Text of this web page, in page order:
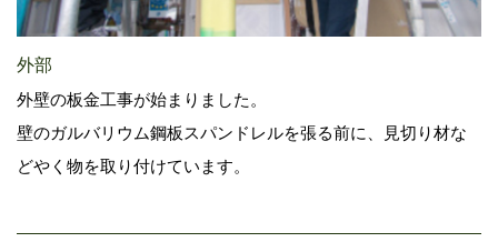
外部
外壁の板金工事が始まりました。
壁のガルバリウム鋼板スパンドレルを張る前に、見切り材な
どやく物を取り付けています。